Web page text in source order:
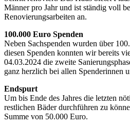
Männer pro Jahr und ist ständig voll
Renovierungsarbeiten an.
100.000 Euro Spenden
Neben Sachspenden wurden über
diesen Spenden konnten wir bereits
04.03.2024 die zweite
ganz herzlich bei allen Spenderinnen
Endspurt
Um bis Ende des Jahres die letzten
restlichen Bäder durchführen zu
Summe von 50.000 Euro.